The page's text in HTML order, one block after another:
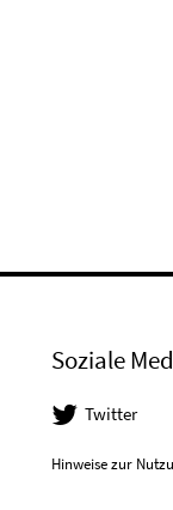
Soziale
Twitter
Hinweise zur